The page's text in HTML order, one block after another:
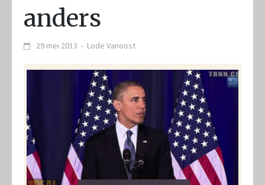
anders
29 mei 2013 - Lode Vanoost